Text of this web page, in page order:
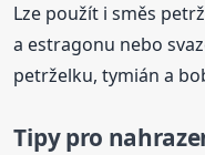
Lze použít i směs
a estragonu nebo
petrželku, tymián a
Tipy pro